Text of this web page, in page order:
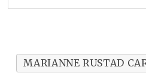
MARIANNE RUSTAD